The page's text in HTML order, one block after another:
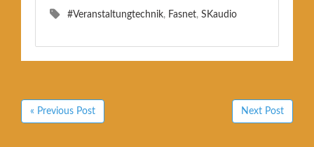
#Veranstaltungtechnik, Fasnet, SKaudio
« Previous Post Next Post